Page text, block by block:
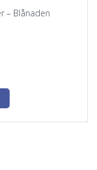
– Blånaden